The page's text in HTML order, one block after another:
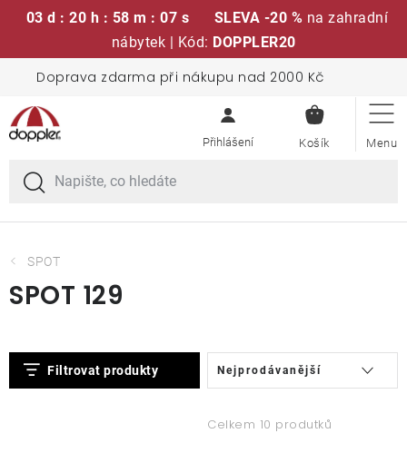
03 d : 20 h : 58 m : 06 s SLEVA -20 % na zahradní
nábytek | Kód: DOPPLER20
obsah
Doprava zdarma při nákupu nad 2000 Kč
KOŠÍK
Sedací soupravy
Slunečníky
Křesla a židle
Stoly
SPOT
SPOT 129
Filtrovat produkty
V
ý
Celkem 10 produtků
Ř
a
z
Nejprodávanější